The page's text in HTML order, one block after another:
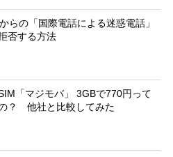
らの「国際電話による迷惑電話」
否する方法
「マジモバ」 3GBで770円って
？ 他社と比較してみた